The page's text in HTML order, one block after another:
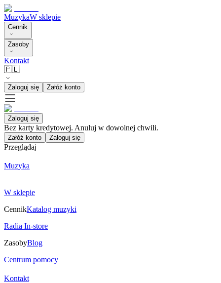
MuzykaW sklepie
Cennik
Zasoby
Kontakt
🇵🇱
Zaloguj się Załóż konto
Zaloguj się
Bez karty kredytowej. Anuluj w dowolnej chwili.
Załóż konto Zaloguj się
Przeglądaj
Muzyka
W sklepie
CennikKatalog muzyki
Radia In-store
ZasobyBlog
Centrum pomocy
Kontakt